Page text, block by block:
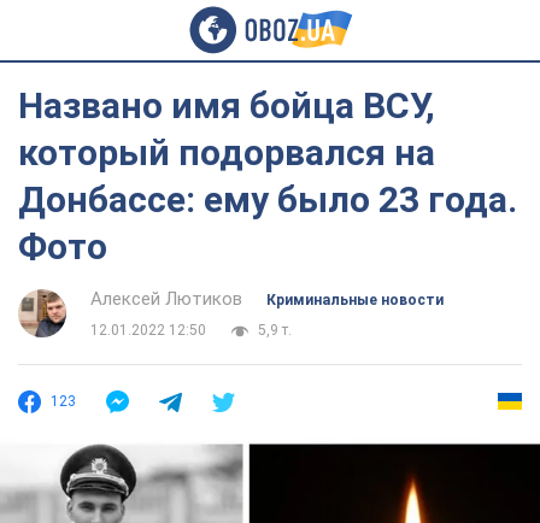
Названо имя бойца ВСУ,
который подорвался на
Донбассе: ему было 23 года.
Фото
Алексей Лютиков
Криминальные новости
12.01.2022 12:50
5,9 т.
123